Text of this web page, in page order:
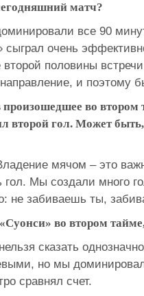
матч?
все 90
сыграл очень
половины
и поэтому
во
второй гол. Может
мячом – это
гол. Мы создали много
не забиваешь ты,
во втором
сказать
но мы
сравнял счет.